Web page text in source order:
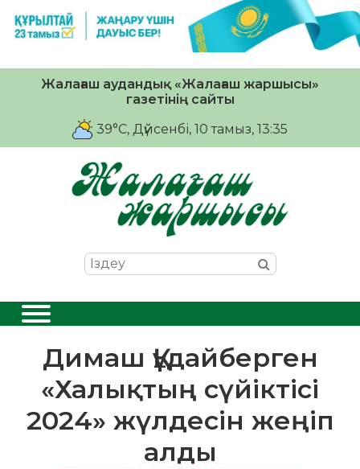
Жалағаш аудандық «Жалағаш жаршысы»
газетінің сайты
39°C, Дүйсенбі, 10 тамыз, 13:35
Димаш Құдайберген
«Халықтың сүйіктісі
2024» жүлдесін жеңіп
алды